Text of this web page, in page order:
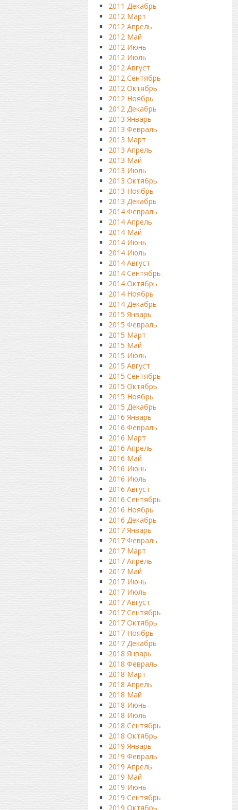
2011 Декабрь
2012 Март
2012 Апрель
2012 Май
2012 Июнь
2012 Июль
2012 Август
2012 Сентябрь
2012 Октябрь
2012 Ноябрь
2012 Декабрь
2013 Январь
2013 Февраль
2013 Март
2013 Апрель
2013 Май
2013 Июль
2013 Октябрь
2013 Ноябрь
2013 Декабрь
2014 Февраль
2014 Апрель
2014 Май
2014 Июнь
2014 Июль
2014 Август
2014 Сентябрь
2014 Октябрь
2014 Ноябрь
2014 Декабрь
2015 Январь
2015 Февраль
2015 Март
2015 Май
2015 Июль
2015 Август
2015 Сентябрь
2015 Октябрь
2015 Ноябрь
2015 Декабрь
2016 Январь
2016 Февраль
2016 Март
2016 Апрель
2016 Май
2016 Июнь
2016 Июль
2016 Август
2016 Сентябрь
2016 Ноябрь
2016 Декабрь
2017 Январь
2017 Февраль
2017 Март
2017 Апрель
2017 Май
2017 Июнь
2017 Июль
2017 Август
2017 Сентябрь
2017 Октябрь
2017 Ноябрь
2017 Декабрь
2018 Январь
2018 Февраль
2018 Март
2018 Апрель
2018 Май
2018 Июнь
2018 Июль
2018 Сентябрь
2018 Октябрь
2019 Январь
2019 Февраль
2019 Апрель
2019 Май
2019 Июнь
2019 Сентябрь
2019 Октябрь